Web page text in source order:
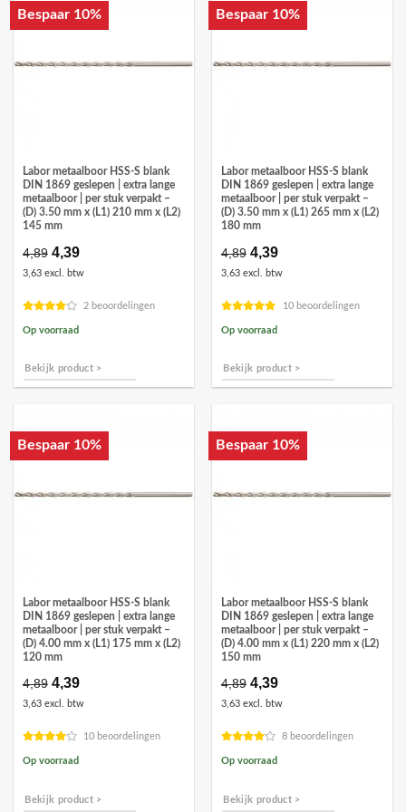
Bespaar 10%
Labor metaalboor HSS-S blank
DIN 1869 geslepen | extra lange
metaalboor | per stuk verpakt –
(D) 3.50 mm x (L1) 210 mm x (L2)
145 mm
4,89 Oorspronkelijke
prijs
was:
4,39Huidige
is:
3,63 excl. btw
2 beoordelingen
Op voorraad
Bekijk product >
Bespaar 10%
Labor metaalboor HSS-S blank
DIN 1869 geslepen | extra lange
metaalboor | per stuk verpakt –
(D) 3.50 mm x (L1) 265 mm x (L2)
180 mm
4,89 Oorspronkelijke
prijs
was:
4,39Huidige
is:
3,63 excl. btw
10 beoordelingen
Op voorraad
Bekijk product >
Bespaar 10%
Labor metaalboor HSS-S blank
DIN 1869 geslepen | extra lange
metaalboor | per stuk verpakt –
(D) 4.00 mm x (L1) 175 mm x (L2)
120 mm
4,89 Oorspronkelijke
prijs
was:
4,39Huidige
is:
3,63 excl. btw
10 beoordelingen
Op voorraad
Bekijk product >
Bespaar 10%
Labor metaalboor HSS-S blank
DIN 1869 geslepen | extra lange
metaalboor | per stuk verpakt –
(D) 4.00 mm x (L1) 220 mm x (L2)
150 mm
4,89 Oorspronkelijke
prijs
was:
4,39Huidige
is:
3,63 excl. btw
8 beoordelingen
Op voorraad
Bekijk product >